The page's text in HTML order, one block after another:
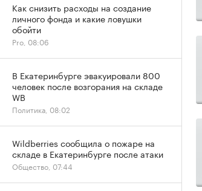
Как снизить расходы на создание
личного фонда и какие ловушки
обойти
Pro, 08:06
В Екатеринбурге эвакуировали 800
человек после возгорания на складе
WB
Политика, 08:02
Wildberries сообщила о пожаре на
складе в Екатеринбурге после атаки
Общество, 07:44